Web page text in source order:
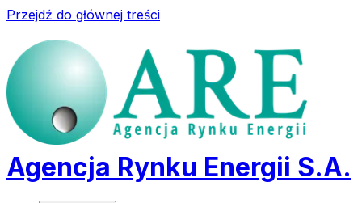
Przejdź do głównej treści
Agencja Rynku Energii S.A.